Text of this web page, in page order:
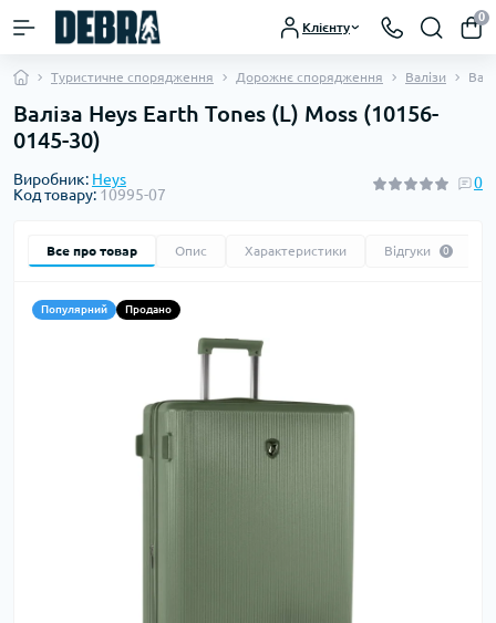
Клієнту
0
Туристичне спорядження Дорожнє спорядження Валізи
Валіза Heys Earth Tones (L) Moss (10156-
0145-30)
Виробник: Heys
Код товару: 10995-07
0
Все про товар Опис Характеристики Відгуки 0
Популярний Продано